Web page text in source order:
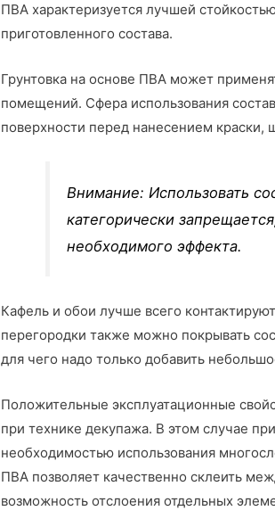
ПВА характеризуется лучшей
приготовленного состава.
Грунтовка на основе ПВА может
помещений. Сфера использования
поверхности перед нанесением краски,
Внимание: Использовать
категорически
необходимого эффекта.
Кафель и обои лучше всего
перегородки также можно покрывать
для чего надо только добавить
Положительные эксплуатационные
при технике декупажа. В этом случае
необходимостью использования
ПВА позволяет качественно склеить
возможность отслоения отдельных